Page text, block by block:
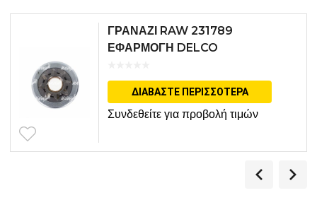
ΓΡΑΝΑΖΙ RAW 231789
ΕΦΑΡΜΟΓΗ DELCO
ΔΙΑΒΆΣΤΕ ΠΕΡΙΣΣΌΤΕΡΑ
Συνδεθείτε για προβολή τιμών